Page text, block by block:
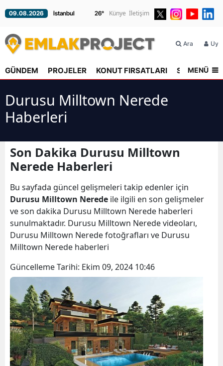
09.08.2026 26° Künye İletişim
Ara
GÜNDEM PROJELER KONUT FIRSATLARI SEKTÖR
MENÜ
Durusu Milltown Nerede
Haberleri
Son Dakika Durusu Milltown
Nerede Haberleri
Bu sayfada güncel gelişmeleri takip edenler için
Durusu Milltown Nerede ile ilgili en son gelişmeler
ve son dakika Durusu Milltown Nerede haberleri
sunulmaktadır. Durusu Milltown Nerede videoları,
Durusu Milltown Nerede fotoğrafları ve Durusu
Milltown Nerede haberleri
Güncelleme Tarihi: Ekim 09, 2024 10:46